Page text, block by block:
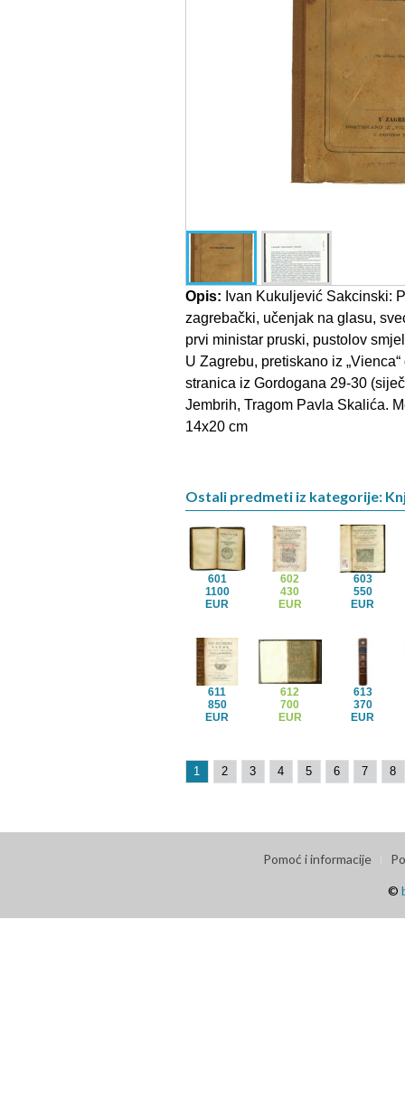
Opis: Ivan Kukuljević Sakcinski:
zagrebački, učenjak na glasu,
prvi ministar pruski, pustolov
U Zagrebu, pretiskano iz
stranica iz Gordogana 29-30
Jembrih, Tragom Pavla Skalića.
14x20 cm
Ostali predmeti iz kategorije:
601
1100
EUR
602
430
EUR
603
550
EUR
611
850
EUR
612
700
EUR
613
370
EUR
1 2 3 4 5 6 7 8
Pomoć i informacije
©